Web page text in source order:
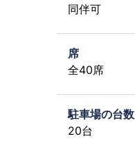
同伴可
席
全40席
駐車場の台数
20台